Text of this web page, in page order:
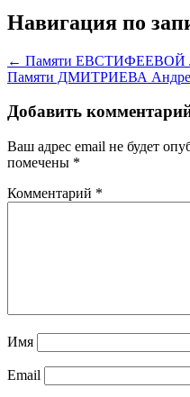
Навигация по
← Памяти ЕВСТИФЕЕВОЙ
Памяти ДМИТРИЕВА
Добавить
Ваш адрес email не будет
помечены *
Комментарий *
Имя
Email